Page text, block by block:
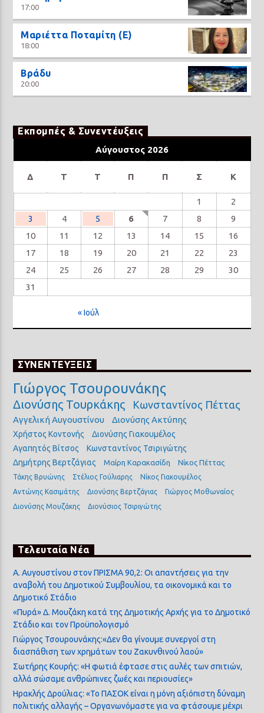
17:00
Μαριέττα Ποταμίτη (Ε)
18:00
Βράδυ
20:00
Εκπομπές & Συνεντέυξεις
Αύγουστος 2026
Δ Τ Τ Π Π Σ Κ
1
2
3
4 5 6 7 8
9
10
11 12 13 14 15
16
17
18 19 20 21 22
23
24
25 26 27 28 29
30
31
« Ιούλ
ΣΥΝΕΝΤΕΥΞΕΙΣ
Γιώργος Τσουρουνάκης
Διονύσης Τουρκάκης Κωνσταντίνος Πέττας
Αγγελική Αυγουστίνου Διονύσης Ακτύπης
Χρήστος Κοντονής
Διονύσης Γιακουμέλος
Αγαπητός Βίτσος
Κωνσταντίνος Τσιριγώτης
Δημήτρης Βερτζάγιας
Μαίρη Καρακασίδη Νίκος Πέττας
Τάκης Βρυώνης Στέλιος Γούλιαρης
Νίκος Γιακουμέλος
Αντώνης Κασιμάτης
Διονύσης Βερτζάγιας
Γιώργος Μοθωναίος
Διονύσης Μουζάκης
Διονύσιος Τσιριγώτης
Τελευταία Νέα
Α. Αυγουστίνου στον ΠΡΙΣΜΑ 90,2: Οι απαντήσεις για την
αναβολή του Δημοτικού Συμβουλίου, τα οικονομικά και το
Δημοτικό Στάδιο
«Πυρά» Δ. Μουζάκη κατά της Δημοτικής Αρχής για το Δημοτικό
Στάδιο και τον Προϋπολογισμό
Γιώργος Τσουρουνάκης:«Δεν θα γίνουμε συνεργοί στη
διασπάθιση των χρημάτων του Ζακυνθινού λαού»
Σωτήρης Κουρής: «Η φωτιά έφτασε στις αυλές των σπιτιών,
αλλά σώσαμε ανθρώπινες ζωές και περιουσίες»
Ηρακλής Δρούλιας: «Το ΠΑΣΟΚ είναι η μόνη αξιόπιστη δύναμη
πολιτικής αλλαγής – Οργανωνόμαστε για να φτάσουμε μέχρι